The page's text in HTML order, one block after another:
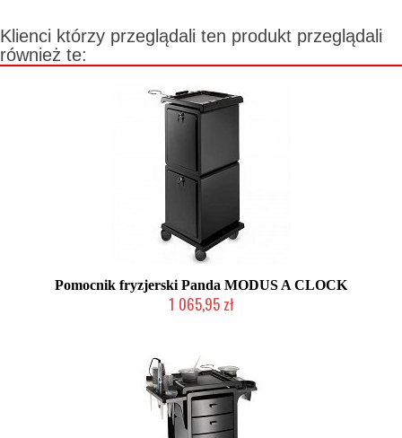
Klienci którzy przeglądali ten produkt przeglądali
również te:
Pomocnik fryzjerski Panda MODUS A CLOCK
1 065,95 zł